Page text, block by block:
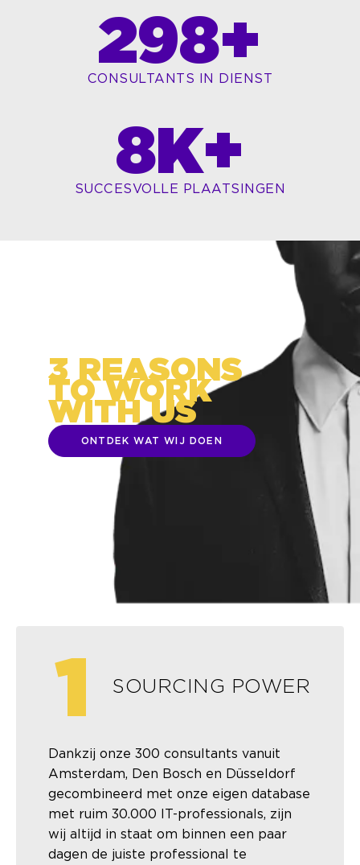
299+
CONSULTANTS IN DIENST
8K+
SUCCESVOLLE PLAATSINGEN
3 REASONS
TO WORK
WITH US
ONTDEK WAT WIJ DOEN
1 SOURCING POWER
Dankzij onze 300 consultants vanuit
Amsterdam, Den Bosch en Düsseldorf
gecombineerd met onze eigen database
met ruim 30.000 IT-professionals, zijn
wij altijd in staat om binnen een paar
dagen de juiste professional te